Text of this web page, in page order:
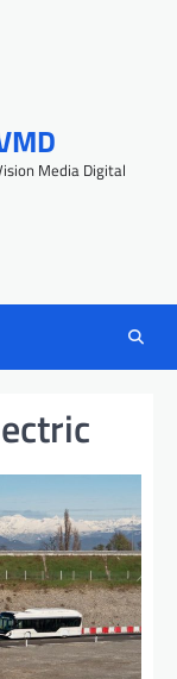
Media Digital